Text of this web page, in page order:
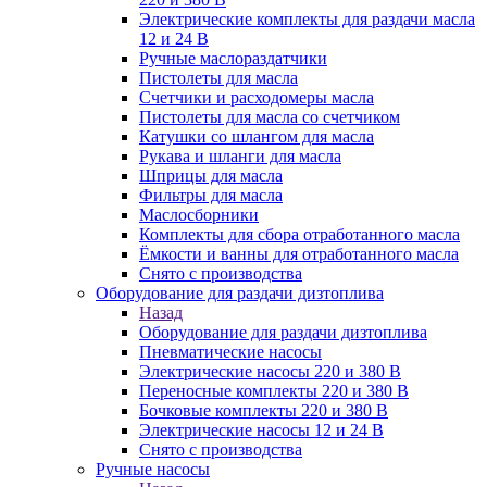
Электрические комплекты для раздачи масла
12 и 24 В
Ручные маслораздатчики
Пистолеты для масла
Счетчики и расходомеры масла
Пистолеты для масла со счетчиком
Катушки со шлангом для масла
Рукава и шланги для масла
Шприцы для масла
Фильтры для масла
Маслосборники
Комплекты для сбора отработанного масла
Ёмкости и ванны для отработанного масла
Снято с производства
Оборудование для раздачи дизтоплива
Назад
Оборудование для раздачи дизтоплива
Пневматические насосы
Электрические насосы 220 и 380 В
Переносные комплекты 220 и 380 В
Бочковые комплекты 220 и 380 В
Электрические насосы 12 и 24 В
Снято с производства
Ручные насосы